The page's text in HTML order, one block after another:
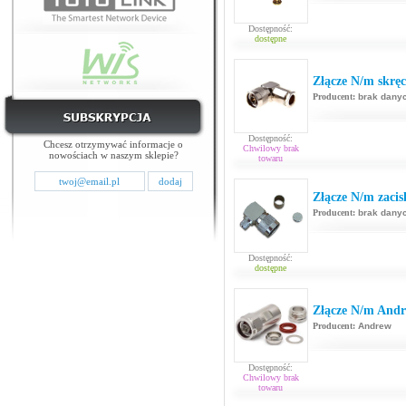
Chcesz otrzymywać informacje o
nowościach w naszym sklepie?
Dostępność:
dostępne
Dostępność:
Chwilowy brak
towaru
Złącze N/m
Producent: brak
Dostępność:
dostępne
Złącze N/m
Producent: brak
Dostępność:
Chwilowy brak
towaru
Złącze N/m
Producent: Andrew